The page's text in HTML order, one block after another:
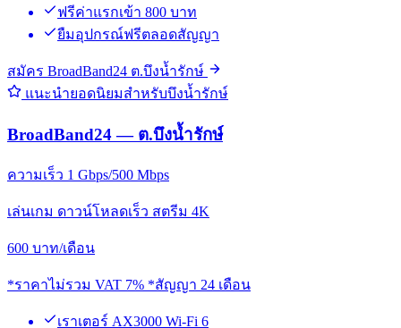
ฟรีค่าแรกเข้า 800 บาท
ยืมอุปกรณ์ฟรีตลอดสัญญา
สมัคร BroadBand24 ต.บึงน้ำรักษ์
แนะนำยอดนิยมสำหรับบึงน้ำรักษ์
BroadBand24 — ต.บึงน้ำรักษ์
ความเร็ว 1 Gbps/500 Mbps
เล่นเกม ดาวน์โหลดเร็ว สตรีม 4K
600 บาท/เดือน
*ราคาไม่รวม VAT 7% *สัญญา 24 เดือน
เราเตอร์ AX3000 Wi-Fi 6